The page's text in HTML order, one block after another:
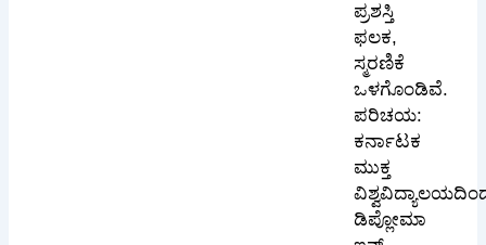
ಪ್ರಶಸ್ತಿ
ಫಲಕ,
ಸ್ಮರಣಿಕೆ
ಒಳಗೊಂಡಿವೆ.
ಪರಿಚಯ:
ಕರ್ನಾಟಕ
ಮುಕ್ತ
ಡಿಪ್ಲೋಮಾ